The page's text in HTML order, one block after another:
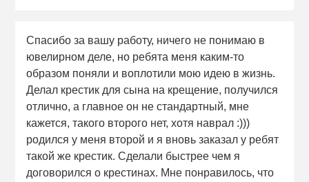
Спасибо за вашу работу, ничего не понимаю в
ювелирном деле, но ребята меня каким-то
образом поняли и воплотили мою идею в жизнь.
Делал крестик для сына на крещение, получился
отлично, а главное он не стандартный, мне
кажется, такого второго нет, хотя наврал :)))
родился у меня второй и я вновь заказал у ребят
такой же крестик. Сделали быстрее чем я
договорился о крестинах. Мне понравилось, что